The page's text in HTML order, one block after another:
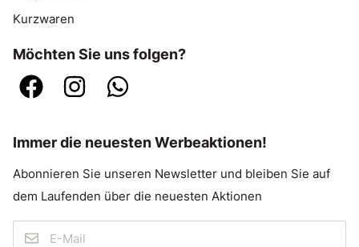
Kurzwaren
Möchten Sie uns folgen?
Immer die neuesten Werbeaktionen!
Abonnieren Sie unseren Newsletter und bleiben Sie auf
dem Laufenden über die neuesten Aktionen